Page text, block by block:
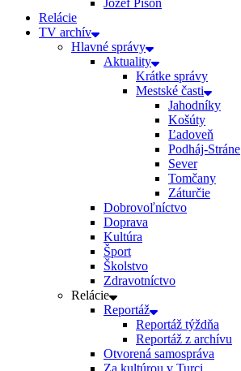
Jozef Pisoň
Relácie
TV archív
Hlavné správy
Aktuality
Krátke správy
Mestské časti
Jahodníky
Košúty
Ľadoveň
Podháj-Stráne
Sever
Tomčany
Záturčie
Dobrovoľníctvo
Doprava
Kultúra
Šport
Školstvo
Zdravotníctvo
Relácie
Reportáž
Reportáž týždňa
Reportáž z archívu
Otvorená samospráva
Za kultúrou v Turci